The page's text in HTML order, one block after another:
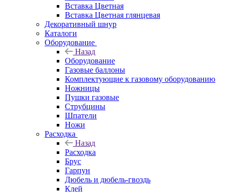
Вставка Цветная
Вставка Цветная глянцевая
Декоративный шнур
Каталоги
Оборудование
Назад
Оборудование
Газовые баллоны
Комплектующие к газовому оборудованию
Ножницы
Пушки газовые
Струбцины
Шпатели
Ножи
Расходка
Назад
Расходка
Брус
Гарпун
Дюбель и дюбель-гвоздь
Клей